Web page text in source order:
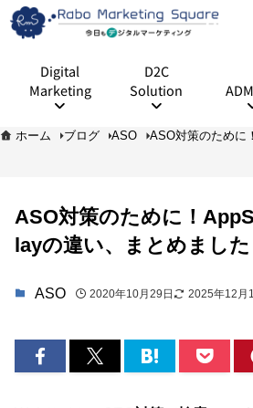
Digital
Marketing
D2C
Solution
ホーム ブログ ASO ASO対策のために
ASO対策のために！
layの違い、まとめました
ASO 2020年10月29日 2025年12月